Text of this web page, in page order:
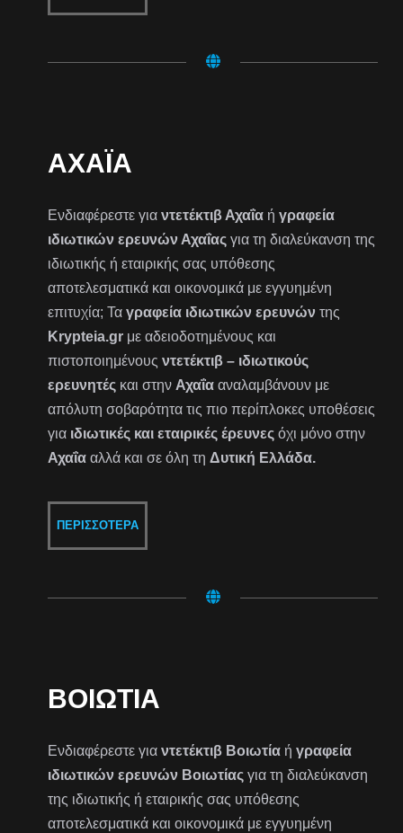
ΑΧΑΪ́Α
Ενδιαφέρεστε γιαντετέκτιβ Αχαΐα ήγραφεία
ιδιωτικών ερευνών Αχαΐας για τη διαλεύκανση της
ιδιωτικής ή εταιρικής σας υπόθεσης
αποτελεσματικά και οικονομικά με εγγυημένη
επιτυχία; Ταγραφεία ιδιωτικών ερευνών της
Krypteia.gr με αδειοδοτημένους και
πιστοποιημένουςντετέκτιβ – ιδιωτικούς
ερευνητές και στην Αχαΐα αναλαμβάνουν με
απόλυτη σοβαρότητα τις πιο περίπλοκες υποθέσεις
για ιδιωτικές και εταιρικές έρευνες όχι μόνο στην
Αχαΐα αλλά και σε όλη τηΔυτική Ελλάδα.
ΠΕΡΙΣΣΌΤΕΡΑ
ΒΟΙΩΤΊΑ
Ενδιαφέρεστε γιαντετέκτιβ Βοιωτία ήγραφεία
ιδιωτικών ερευνών Βοιωτίας για τη διαλεύκανση
της ιδιωτικής ή εταιρικής σας υπόθεσης
αποτελεσματικά και οικονομικά με εγγυημένη